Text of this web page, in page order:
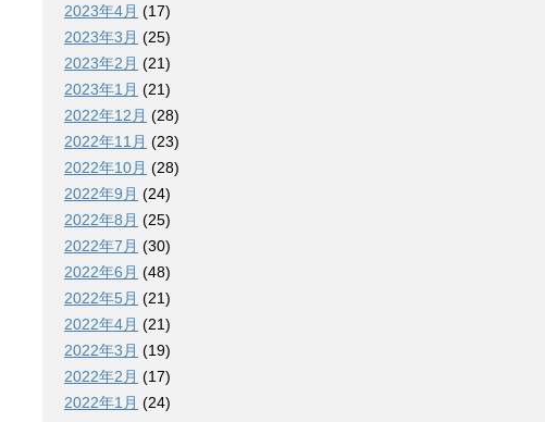
2023年4月 (17)
2023年3月 (25)
2023年2月 (21)
2023年1月 (21)
2022年12月 (28)
2022年11月 (23)
2022年10月 (28)
2022年9月 (24)
2022年8月 (25)
2022年7月 (30)
2022年6月 (48)
2022年5月 (21)
2022年4月 (21)
2022年3月 (19)
2022年2月 (17)
2022年1月 (24)